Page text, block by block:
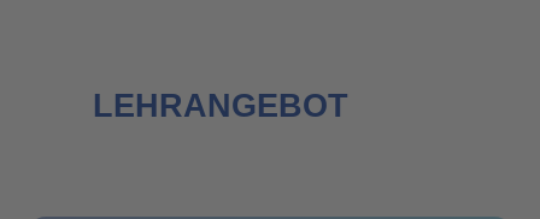
LEHRANGEBOT